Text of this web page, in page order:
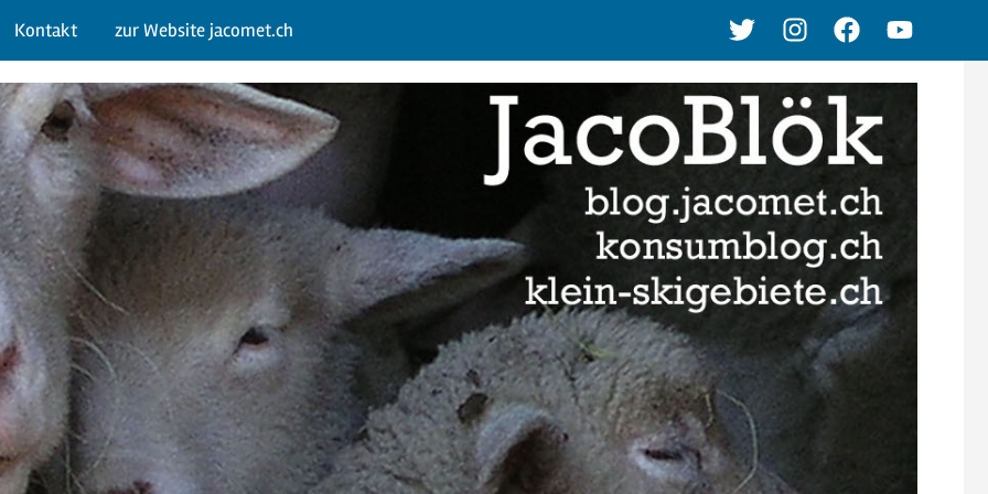
TwitterInstagramFacebookYoutube
Kontakt zur Website jacomet.ch